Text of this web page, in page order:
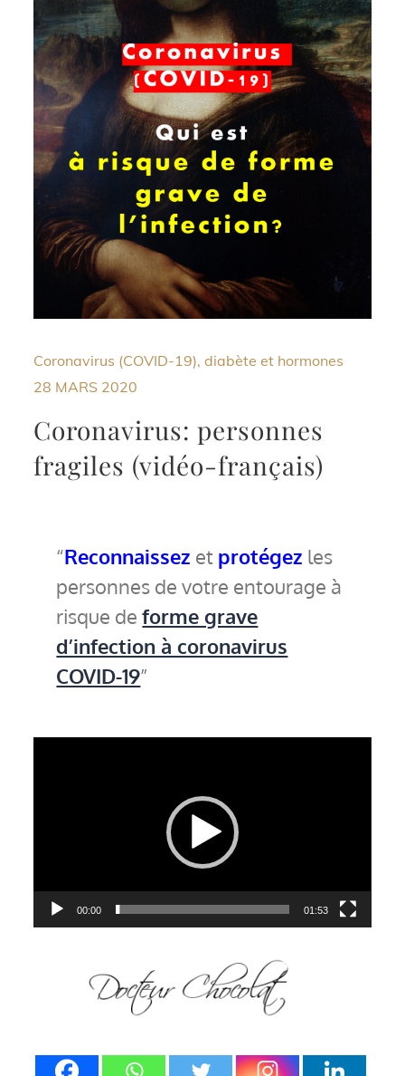
Coronavirus (COVID-19), diabète et hormones
28 MARS 2020
Coronavirus: personnes
fragiles (vidéo-français)
Reconnaissez et protégez les
personnes de votre entourage à
risque deforme grave
d’infection à coronavirus
COVID-19
00:00 01:53